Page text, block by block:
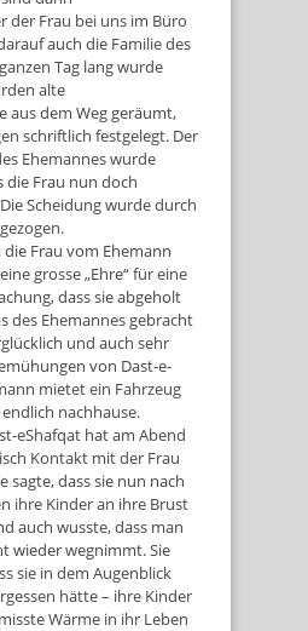
der Frau bei uns im Büro
auch die Familie des
Tag lang wurde
alte
aus dem Weg geräumt,
schriftlich festgelegt. Der
Ehemannes wurde
die Frau nun doch
Scheidung wurde durch
Frau vom Ehemann
grosse „Ehre“ für eine
dass sie abgeholt
des Ehemannes gebracht
und auch sehr
von Dast-e-
mietet ein Fahrzeug
nachhause.
eShafqat hat am Abend
Kontakt mit der Frau
sagte, dass sie nun nach
ihre Kinder an ihre Brust
auch wusste, dass man
wieder wegnimmt. Sie
sie in dem Augenblick
hätte – ihre Kinder
Wärme in ihr Leben